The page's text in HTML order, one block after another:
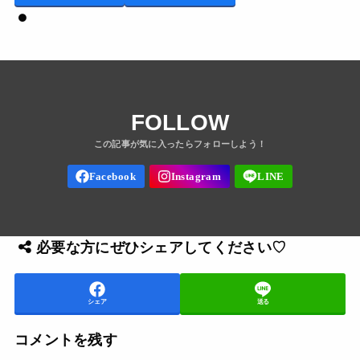
FOLLOW
必要な方にぜひシェアしてください♡
シェア 送る
コメントを残す